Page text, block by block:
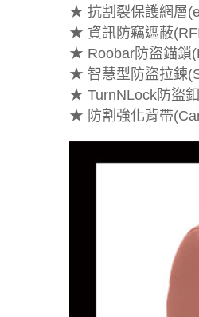
★ 抗割裂保護網層
★ 資訊防竊遮蔽
★ Roobar防盜錨鎖
★ 智慧型防盜拉鍊
★ TurnNLock防盜
★ 防割強化背帶